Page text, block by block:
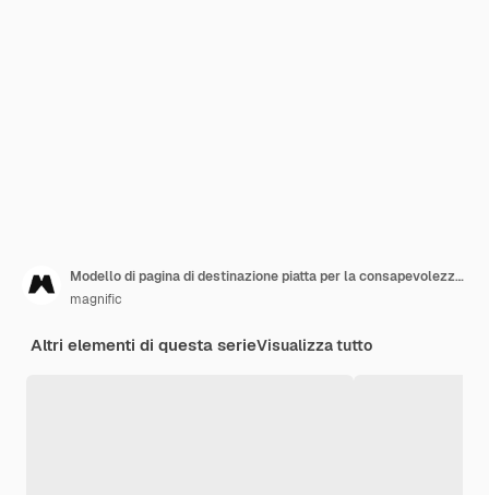
Modello di pagina di destinazione piatta per la consapevolezza della giornata mondiale contro l'AIDS
magnific
Altri elementi di questa serieVisualizza tutto